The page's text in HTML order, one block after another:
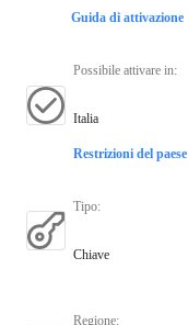
Guida di attivazione
Possibile attivare in:
Italia
Restrizioni del paese
Tipo:
Chiave
Regione: